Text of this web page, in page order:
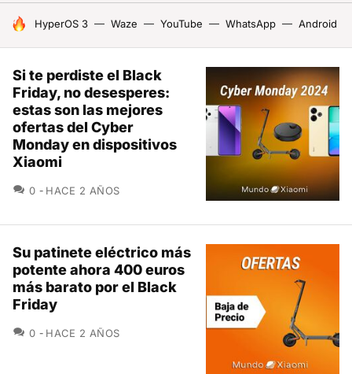
HOY SE HABLA DE
HyperOS 3 Waze YouTube WhatsApp Android
Si te perdiste el Black
Friday, no desesperes:
estas son las mejores
ofertas del Cyber
Monday en dispositivos
Xiaomi
0 COMENTARIOS
HACE 2 AÑOS
Su patinete eléctrico más
potente ahora 400 euros
más barato por el Black
Friday
0 COMENTARIOS
HACE 2 AÑOS